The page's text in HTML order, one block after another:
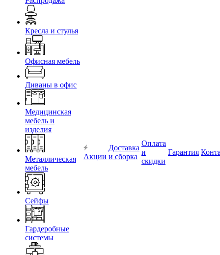
Кресла и стулья
Офисная мебель
Диваны в офис
Медицинская
мебель и
изделия
Металлическая
мебель
Сейфы
Гардеробные
системы
Акции
Доставка
и сборка
Оплата
и
скидки
Гарантия